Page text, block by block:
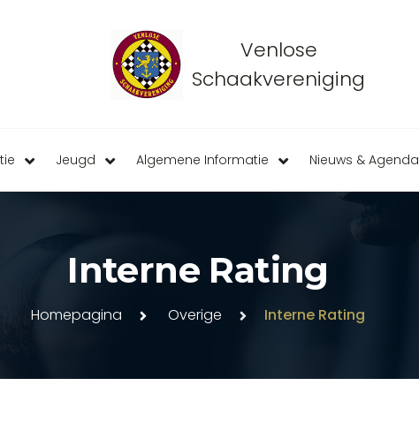
Venlose
Schaakvereniging
Jeugd Algemene Informatie Nieuws & Agenda
Interne Rating
Homepagina Overige Interne Rating